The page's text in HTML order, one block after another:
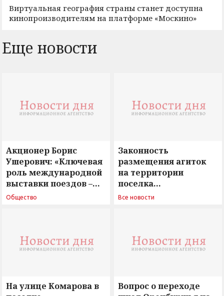
Виртуальная география страны станет доступна
кинопроизводителям на платформе «Москино»
Еще новости
Акционер Борис
Ушерович: «Ключевая
роль международной
выставки поездов –
поиск ответов на
Общество
Законность
размещения агиток
на территории
поселка
Новосергиевка
Все новости
На улице Комарова в
Вопрос о переходе